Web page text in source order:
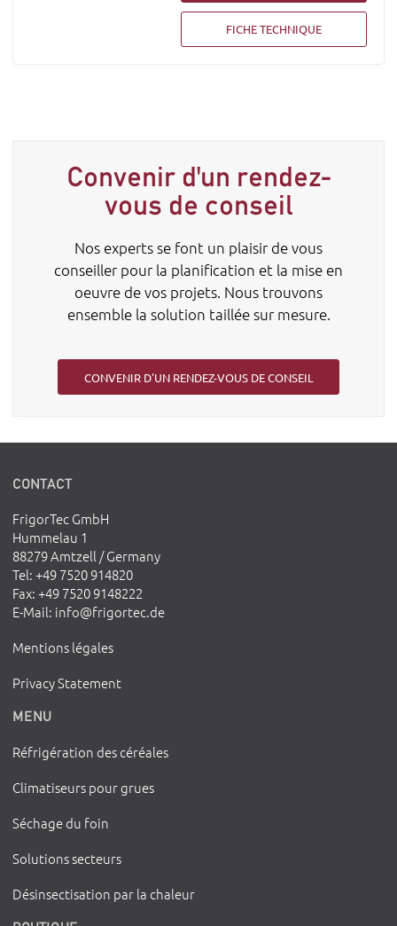
FICHE TECHNIQUE
Convenir d'un rendez-
vous de conseil
Nos experts se font un plaisir de vous
conseiller pour la planification et la mise en
oeuvre de vos projets. Nous trouvons
ensemble la solution taillée sur mesure.
CONVENIR D'UN RENDEZ-VOUS DE CONSEIL
CONTACT
FrigorTec GmbH
Hummelau 1
88279 Amtzell / Germany
Tel: +49 7520 914820
Fax: +49 7520 9148222
E-Mail: info@frigortec.de
Mentions légales
Privacy Statement
MENU
Réfrigération des céréales
Climatiseurs pour grues
Séchage du foin
Solutions secteurs
Désinsectisation par la chaleur